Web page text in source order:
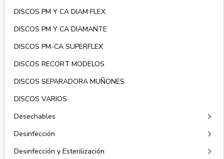
DISCOS PM Y CA DIAM FLEX
DISCOS PM Y CA DIAMANTE
DISCOS PM-CA SUPERFLEX
DISCOS RECORT MODELOS
DISCOS SEPARADORA MUÑONES
DISCOS VARIOS
Desechables
keyboard_arrow_right
Desinfección keyboard_arrow_right
Desinfección y Esterilización keyboard_arrow_right